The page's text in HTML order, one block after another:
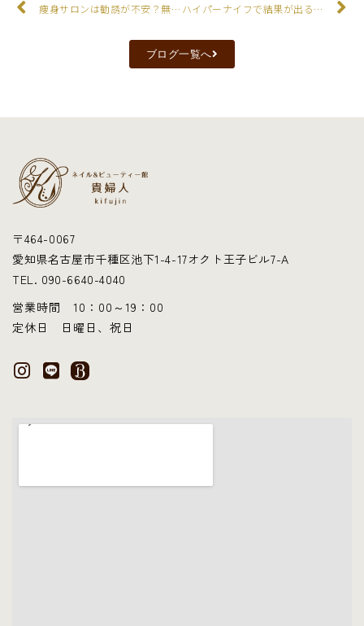
痩身サロンは勧誘が不安？無理な勧誘がないサロンをお探しの方へ ハイパーナイフで結果が出る人・出ない人の違いとは？
ブログ一覧へ
〒464-0067
愛知県名古屋市千種区池下1-4-17オクト王子ビル7-A
TEL. 090-6640-4040
営業時間 10：00～19：00
定休日 日曜日、祝日